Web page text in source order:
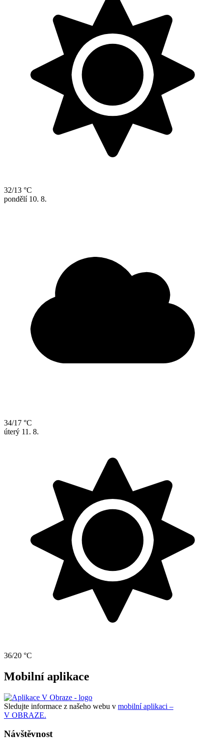
32/13 °C
pondělí 10. 8.
34/17 °C
úterý 11. 8.
36/20 °C
Mobilní aplikace
Sledujte informace z našeho webu v mobilní aplikaci –
V OBRAZE.
Návštěvnost